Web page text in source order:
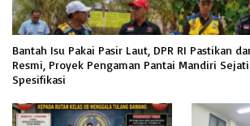
Bantah Isu Pakai Pasir Laut, DPR RI Pastikan
Resmi, Proyek Pengaman Pantai Mandiri
Spesifikasi